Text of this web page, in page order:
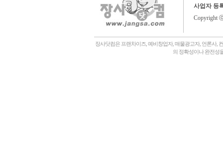
사업자 등
Copyright
장사닷컴은 프랜차이즈, 예비창업자, 매물광고자, 언론사,
의 정확성이나 완전성